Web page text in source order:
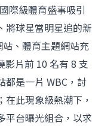
際級體育盛事吸引
將球星當明星追的新
、體育主題網站充
片前 10 名有 8 支
都是一片 WBC，討
此現象級熱潮下，
平台曝光組合，以求